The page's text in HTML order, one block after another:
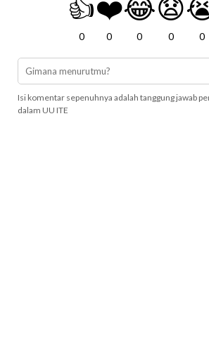
👍
0
❤️
0
😂
0
😧
0 0
Isi komentar sepenuhnya adalah tanggung jawab
dalam UU ITE